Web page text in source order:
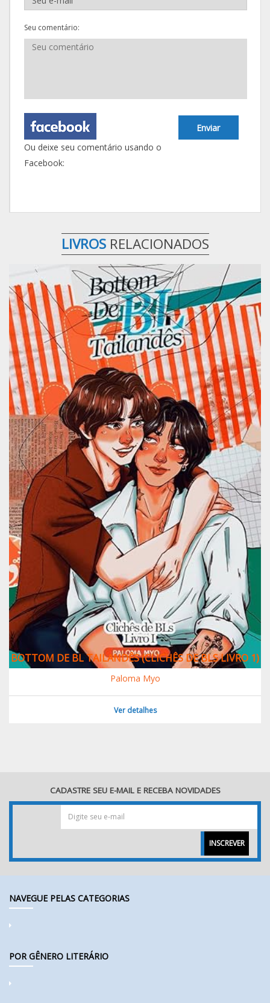
Seu comentário:
Enviar
Ou deixe seu comentário usando o
Facebook:
LIVROS RELACIONADOS
BOTTOM DE BL TAILANDÊS (CLICHÊS DE BLS LIVRO 1)
Paloma Myo
Ver detalhes
CADASTRE SEU E-MAIL E RECEBA NOVIDADES
INSCREVER
NAVEGUE PELAS CATEGORIAS
POR GÊNERO LITERÁRIO